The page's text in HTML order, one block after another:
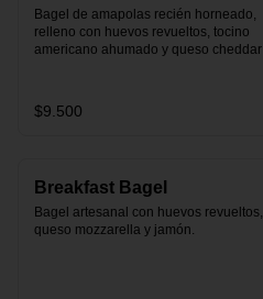
Bagel de amapolas recién horneado,
relleno con huevos revueltos, tocino
americano ahumado y queso cheddar
$9.500
Breakfast Bagel
Bagel artesanal con huevos revueltos,
queso mozzarella y jamón.